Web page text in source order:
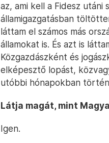
az, ami kell a Fidesz
államigazgatásban
láttam el számos más
államokat is. És azt is
Közgazdászként és
elképesztő lopást,
utóbbi hónapokban
Látja magát, mint
Igen.